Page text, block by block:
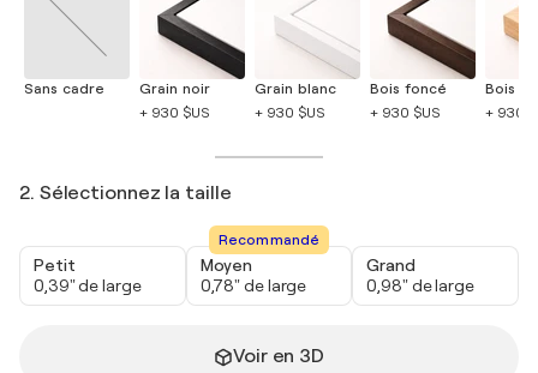
Sans cadre
Grain noir
+ 930 $US
Grain blanc
+ 930 $US
Bois foncé
+ 930 $US
Bois
+ 930
2. Sélectionnez la taille
Petit
0,39" de large
Recommandé
Moyen
0,78" de large
Grand
0,98" de large
Voir en 3D